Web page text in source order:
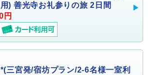
用) 善光寺お礼参りの旅 2日間
円
*(三宮発/宿坊プラン/2-6名様一室利